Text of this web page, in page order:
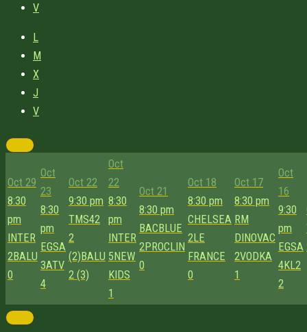
V
L
M
X
J
V
Oct 29
8:30
pm
INTER
2BALU
0
Oct
23
8:30
pm
EGSA
3ATV
4
Oct 22
9:30 pm
TMS42
2
(2)BALU
2 (3)
Oct
22
8:30
pm
INTER
5NEW
KIDS
1
Oct 21
8:30 pm
BACBLUE
2PROCLIN
0
Oct 18
8:30 pm
CHELSEA
2LE
FRANCE
0
Oct 17
8:30 pm
RM
DINOVAC
2VODKA
1
Oct
16
9:30
pm
EGSA
4KL2
2